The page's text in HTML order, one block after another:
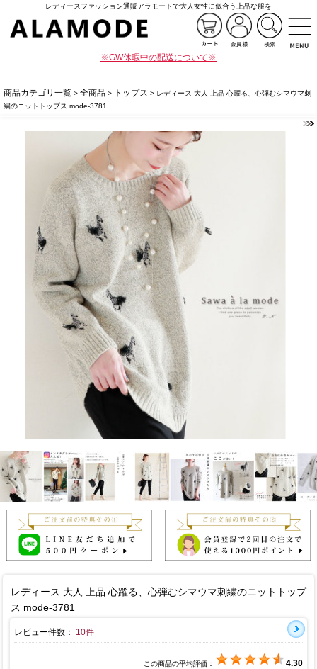
レディースファッション通販アラモードで大人女性に似合う上品な服を
※GW休暇中の配送について※
商品カテゴリ一覧 > 全商品 > トップス > レディース 大人 上品 心躍る、心弾むシマウマ刺
繍のニットトップス mode-3781
レディース 大人 上品 心躍る、心弾むシマウマ刺繍のニットトップ
ス mode-3781
レビュー件数： 10件
この商品の平均評価： 4.30